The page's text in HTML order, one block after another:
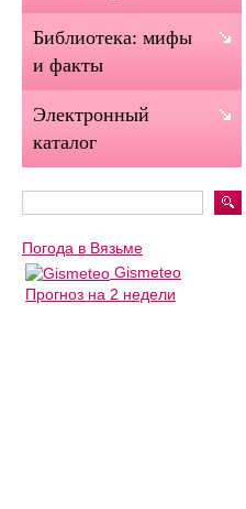
Библиотека: мифы
и факты
Электронный
каталог
Погода в Вязьме
Gismeteo
Прогноз на 2 недели